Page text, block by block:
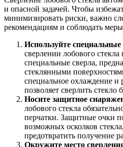
и опасной задачей. Чтобы
минимизировать риски, важно
рекомендациям и соблюдать
Используйте специальные
сверлении лобового
специальные сверла,
стеклянными
специальное охлаждение
позволяет сверлить стекло
Носите защитное
лобового стекла
перчатки. Защитные очки
возможных осколков
предотвратить получение
Окружите место